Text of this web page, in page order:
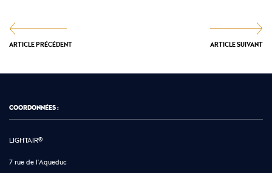
ARTICLE PRÉCÉDENT ARTICLE SUIVANT
COORDONNÉES :
LIGHTAIR®
7 rue de l'Aqueduc